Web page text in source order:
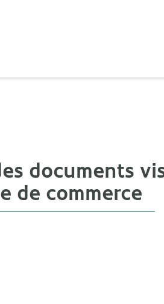
documents
de commerce